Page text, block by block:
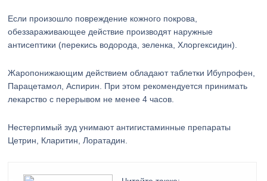
Если произошло повреждение кожного покрова,
обеззараживающее действие производят наружные
антисептики (перекись водорода, зеленка, Хлоргексидин).
Жаропонижающим действием обладают таблетки Ибупрофен,
Парацетамол, Аспирин. При этом рекомендуется принимать
лекарство с перерывом не менее 4 часов.
Нестерпимый зуд унимают антигистаминные препараты
Цетрин, Кларитин, Лоратадин.